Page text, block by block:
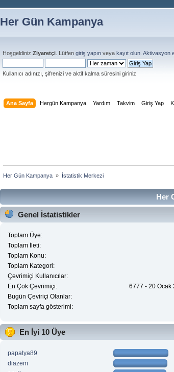
Her Gün Kampanya
Hoşgeldiniz Ziyaretçi . Lütfen giriş yapın veya kayıt olun Aktivasyon
Kullanıcı adınızı, şifrenizi ve aktif kalma süresini giriniz
Ana Sayfa Hergün Kampanya Yardım Takvim Giriş Yap
Her Gün Kampanya » İstatistik Merkezi
Her
Genel İstatistikler
Toplam Üye:
Toplam İleti:
Toplam Konu:
Toplam Kategori:
Çevrimiçi Kullanıcılar:
En Çok Çevrimiçi:
6777 - 20 Ocak
Bugün Çeviriçi Olanlar:
Toplam sayfa gösterimi:
En İyi 10 Üye
papatya89
diazem